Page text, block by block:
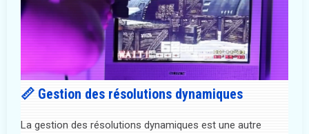
📏 Gestion des résolutions dynamiques
La gestion des résolutions dynamiques est une autre